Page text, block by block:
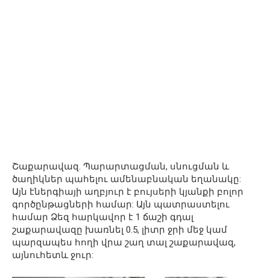
Շաքարավազ. Պարարտացման, սնուցման և
ծաղիկներ պահելու ամենաբնական եղանակը:
Այն էներգիայի աղբյուր է բույսերի կյանքի բոլոր
գործընթացների համար: Այն պատրաստելու
համար Ձեզ հարկավոր է 1 ճաշի գդալ
շաքարավազը խառնել 0.5, լիտր ջրի մեջ կամ
պարզապես հողի վրա շաղ տալ շաքարավազ,
այնուհետև ջուր: